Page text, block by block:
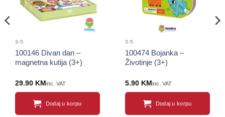
3-5
100146 Divan dan –
magnetna kutija (3+)
29.90 KMinc. VAT
Dodaj u korpu
3-5
100474 Bojanka –
Životinje (3+)
5.90 KMinc. VAT
Dodaj u korpu